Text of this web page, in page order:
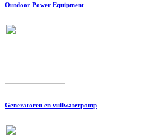
Outdoor Power Equipment
Generatoren en vuilwaterpomp